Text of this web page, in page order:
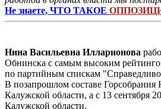
Не знаете, ЧТО ТАКОЕ
Нина Васильевна Илларионова
Обнинска с самым высоким
по партийным спискам
В позапрошлом составе Горсобрания
Калужской области, а с 13 сентября
Калужской области.